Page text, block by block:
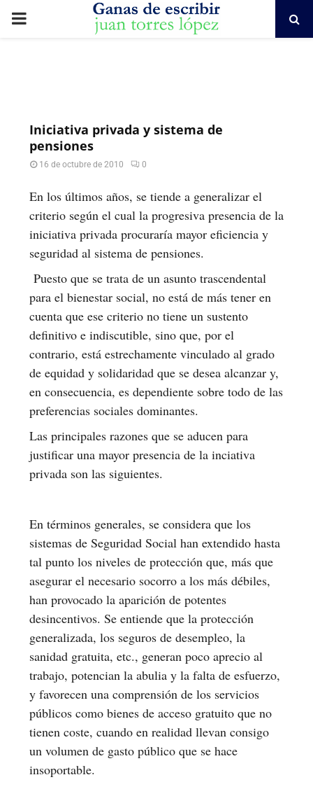
PRIMARY
Iniciativa privada y sistema de
pensiones
16 de octubre de 2010 0
En los últimos años, se tiende a generalizar el
criterio según el cual la progresiva presencia de la
iniciativa privada procuraría mayor eficiencia y
seguridad al sistema de pensiones.
Puesto que se trata de un asunto trascendental
para el bienestar social, no está de más tener en
cuenta que ese criterio no tiene un sustento
definitivo e indiscutible, sino que, por el
contrario, está estrechamente vinculado al grado
de equidad y solidaridad que se desea alcanzar y,
en consecuencia, es dependiente sobre todo de las
preferencias sociales dominantes.
Las principales razones que se aducen para
justificar una mayor presencia de la inciativa
privada son las siguientes.
En términos generales, se considera que los
sistemas de Seguridad Social han extendido hasta
tal punto los niveles de protección que, más que
asegurar el necesario socorro a los más débiles,
han provocado la aparición de potentes
desincentivos. Se entiende que la protección
generalizada, los seguros de desempleo, la
sanidad gratuita, etc., generan poco aprecio al
trabajo, potencian la abulia y la falta de esfuerzo,
y favorecen una comprensión de los servicios
públicos como bienes de acceso gratuito que no
tienen coste, cuando en realidad llevan consigo
un volumen de gasto público que se hace
insoportable.